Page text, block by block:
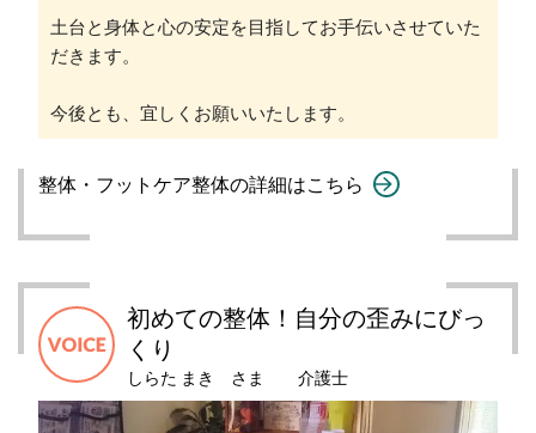
土台と身体と心の安定を目指してお手伝いさせていた
だきます。
今後とも、宜しくお願いいたします。
整体・フットケア整体の詳細はこちら
初めての整体！自分の歪みにびっ
くり
しらた まき さま 介護士